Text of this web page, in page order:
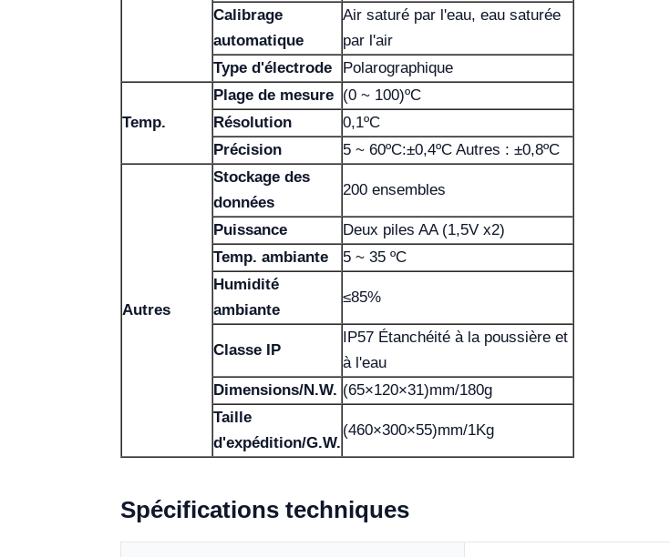
Calibrage
automatique
Air saturé par l'eau, eau saturée
par l'air
Type d'électrode
Polarographique
Temp.
Plage de mesure (0 ~ 100)ºC
Résolution
0,1ºC
Précision
5 ~ 60ºC:±0,4ºC Autres : ±0,8ºC
Autres
Stockage des
données
200 ensembles
Puissance
Deux piles AA (1,5V x2)
Temp. ambiante
5 ~ 35 ºC
Humidité
ambiante
≤85%
Classe IP
IP57 Étanchéité à la poussière et
à l'eau
Dimensions/N.W. (65×120×31)mm/180g
Taille
d'expédition/G.W.
(460×300×55)mm/1Kg
Spécifications techniques